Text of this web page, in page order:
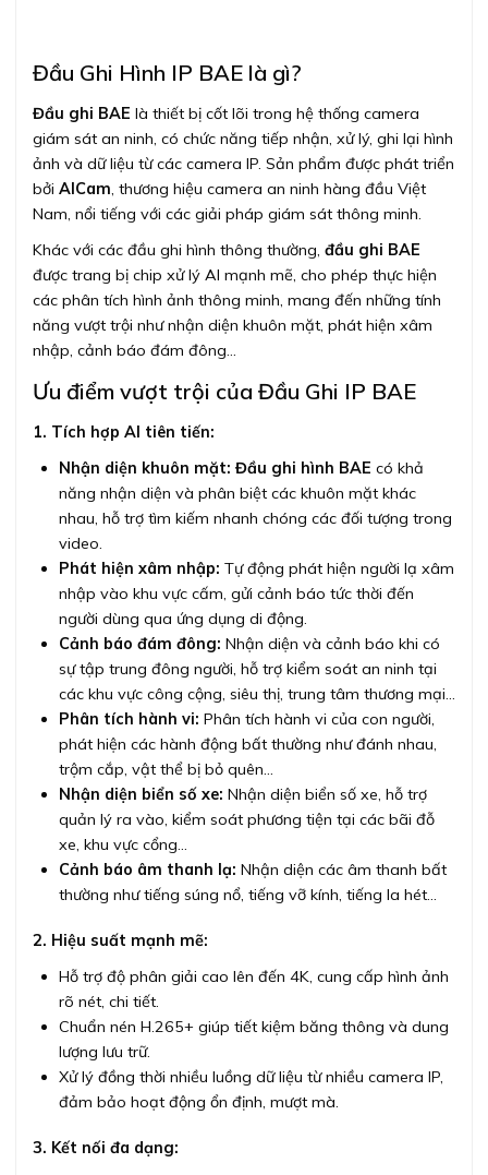
Đầu Ghi Hình IP BAE là gì?
Đầu ghi BAE là thiết bị cốt lõi trong hệ thống camera
giám sát an ninh, có chức năng tiếp nhận, xử lý, ghi lại hình
ảnh và dữ liệu từ các camera IP. Sản phẩm được phát triển
bởi AICam, thương hiệu camera an ninh hàng đầu Việt
Nam, nổi tiếng với các giải pháp giám sát thông minh.
Khác với các đầu ghi hình thông thường, đầu ghi BAE
được trang bị chip xử lý AI mạnh mẽ, cho phép thực hiện
các phân tích hình ảnh thông minh, mang đến những tính
năng vượt trội như nhận diện khuôn mặt, phát hiện xâm
nhập, cảnh báo đám đông…
Ưu điểm vượt trội của Đầu Ghi IP BAE
1. Tích hợp AI tiên tiến:
Nhận diện khuôn mặt: Đầu ghi hình BAE có khả
năng nhận diện và phân biệt các khuôn mặt khác
nhau, hỗ trợ tìm kiếm nhanh chóng các đối tượng trong
video.
Phát hiện xâm nhập: Tự động phát hiện người lạ xâm
nhập vào khu vực cấm, gửi cảnh báo tức thời đến
người dùng qua ứng dụng di động.
Cảnh báo đám đông: Nhận diện và cảnh báo khi có
sự tập trung đông người, hỗ trợ kiểm soát an ninh tại
các khu vực công cộng, siêu thị, trung tâm thương mại…
Phân tích hành vi: Phân tích hành vi của con người,
phát hiện các hành động bất thường như đánh nhau,
trộm cắp, vật thể bị bỏ quên…
Nhận diện biển số xe: Nhận diện biển số xe, hỗ trợ
quản lý ra vào, kiểm soát phương tiện tại các bãi đỗ
xe, khu vực cổng…
Cảnh báo âm thanh lạ: Nhận diện các âm thanh bất
thường như tiếng súng nổ, tiếng vỡ kính, tiếng la hét…
2. Hiệu suất mạnh mẽ:
Hỗ trợ độ phân giải cao lên đến 4K, cung cấp hình ảnh
rõ nét, chi tiết.
Chuẩn nén H.265+ giúp tiết kiệm băng thông và dung
lượng lưu trữ.
Xử lý đồng thời nhiều luồng dữ liệu từ nhiều camera IP,
đảm bảo hoạt động ổn định, mượt mà.
3. Kết nối đa dạng: